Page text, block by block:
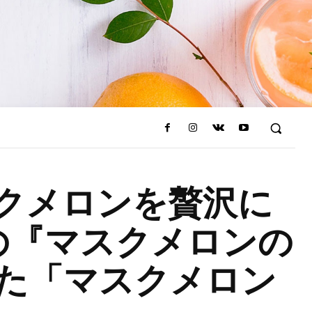
メロンを贅沢に
マスクメロンの
「マスクメロン